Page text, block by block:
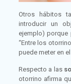
Otros hábitos
introducir un
ejemplo) porque
“Entre los
puede meter en
Respecto a las
otorrino afirma